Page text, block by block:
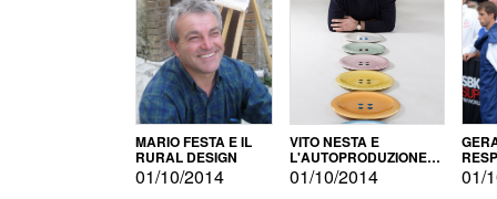
MARIO FESTA E IL
RURAL DESIGN
01/10/2014
VITO NESTA E
L'AUTOPRODUZIONE
COME RECUPERO DEI
SIMBOLI
01/10/2014 01/